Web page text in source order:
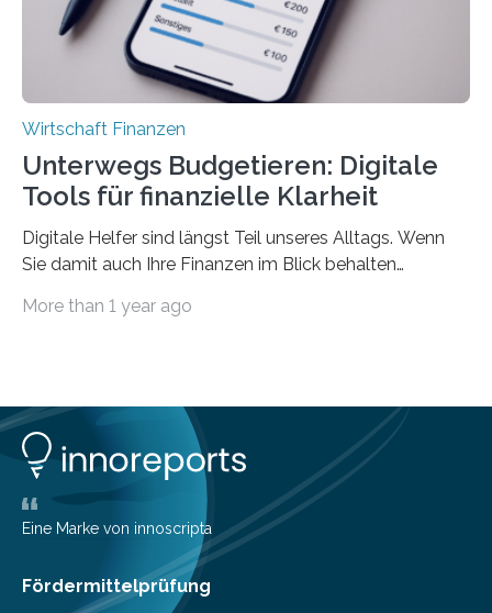
Wirtschaft Finanzen
Unterwegs Budgetieren: Digitale
Tools für finanzielle Klarheit
Digitale Helfer sind längst Teil unseres Alltags. Wenn
Sie damit auch Ihre Finanzen im Blick behalten
die genau das ermöglichen: Sie helfen Ihnen, Ausgaben
Lösungen interessieren. 1. Multibanking-Tools: Alle
Konten auf einen Blick Viele Banken bieten bereits in
ihrem Online-Banking eine Multibanking-Funktion an,
mit der sich Konten bei anderen Banken…
More than 1 year ago
Eine Marke von innoscripta
Fördermittelprüfung